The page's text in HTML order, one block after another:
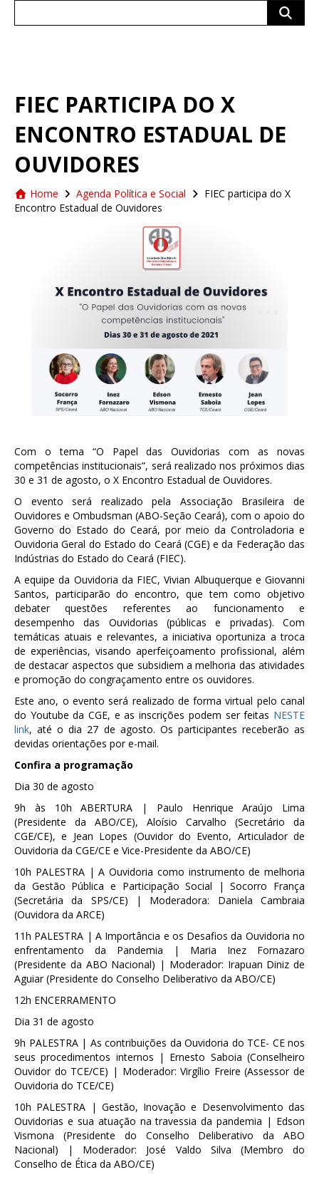
FIEC PARTICIPA DO X
ENCONTRO ESTADUAL DE
OUVIDORES
Home Agenda Política e Social
FIEC participa do X
Encontro Estadual de Ouvidores
Com o tema “O Papel das Ouvidorias com as novas
competências institucionais”, será realizado nos próximos dias
30 e 31 de agosto, o X Encontro Estadual de Ouvidores.
O evento será realizado pela Associação Brasileira de
Ouvidores e Ombudsman (ABO-Seção Ceará), com o apoio do
Governo do Estado do Ceará, por meio da Controladoria e
Ouvidoria Geral do Estado do Ceará (CGE) e da Federação das
Indústrias do Estado do Ceará (FIEC).
A equipe da Ouvidoria da FIEC, Vivian Albuquerque e Giovanni
Santos, participarão do encontro, que tem como objetivo
debater questões referentes ao funcionamento e
desempenho das Ouvidorias (públicas e privadas). Com
temáticas atuais e relevantes, a iniciativa oportuniza a troca
de experiências, visando aperfeiçoamento profissional, além
de destacar aspectos que subsidiem a melhoria das atividades
e promoção do congraçamento entre os ouvidores.
Este ano, o evento será realizado de forma virtual pelo canal
do Youtube da CGE, e as inscrições podem ser feitas NESTE
link, até o dia 27 de agosto. Os participantes receberão as
devidas orientações por e-mail.
Confira a programação
Dia 30 de agosto
9h às 10h ABERTURA | Paulo Henrique Araújo Lima
(Presidente da ABO/CE), Aloísio Carvalho (Secretário da
CGE/CE), e Jean Lopes (Ouvidor do Evento, Articulador de
Ouvidoria da CGE/CE e Vice-Presidente da ABO/CE)
10h PALESTRA | A Ouvidoria como instrumento de melhoria
da Gestão Pública e Participação Social | Socorro França
(Secretária da SPS/CE) | Moderadora: Daniela Cambraia
(Ouvidora da ARCE)
11h PALESTRA | A Importância e os Desafios da Ouvidoria no
enfrentamento da Pandemia | Maria Inez Fornazaro
(Presidente da ABO Nacional) | Moderador: Irapuan Diniz de
Aguiar (Presidente do Conselho Deliberativo da ABO/CE)
12h ENCERRAMENTO
Dia 31 de agosto
9h PALESTRA | As contribuições da Ouvidoria do TCE- CE nos
seus procedimentos internos | Ernesto Saboia (Conselheiro
Ouvidor do TCE/CE) | Moderador: Virgílio Freire (Assessor de
Ouvidoria do TCE/CE)
10h PALESTRA | Gestão, Inovação e Desenvolvimento das
Ouvidorias e sua atuação na travessia da pandemia | Edson
Vismona (Presidente do Conselho Deliberativo da ABO
Nacional) | Moderador: José Valdo Silva (Membro do
Conselho de Ética da ABO/CE)